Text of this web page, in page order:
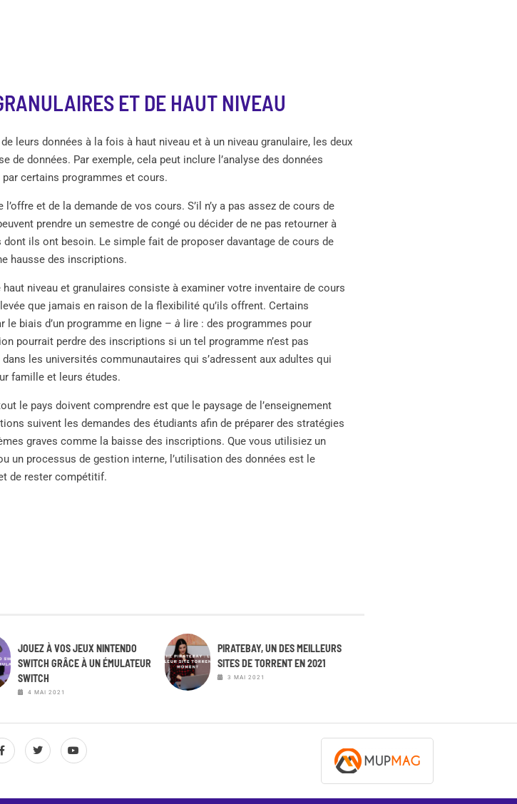
ET DE HAUT NIVEAU
leurs données à la fois à haut niveau et à un niveau granulaire, les deux
de données. Par exemple, cela peut inclure l’analyse des données
certains programmes et cours.
et de la demande de vos cours. S’il n’y a pas assez de cours de
prendre un semestre de congé ou décider de ne pas retourner à
dont ils ont besoin. Le simple fait de proposer davantage de cours de
hausse des inscriptions.
niveau et granulaires consiste à examiner votre inventaire de cours
que jamais en raison de la flexibilité qu’ils offrent. Certains
biais d’un programme en ligne – à lire : des programmes pour
pourrait perdre des inscriptions si un tel programme n’est pas
les universités communautaires qui s’adressent aux adultes qui
famille et leurs études.
le pays doivent comprendre est que le paysage de l’enseignement
suivent les demandes des étudiants afin de préparer des stratégies
graves comme la baisse des inscriptions. Que vous utilisiez un
un processus de gestion interne, l’utilisation des données est le
de rester compétitif.
JOUEZ À VOS JEUX NINTENDO
SWITCH GRÂCE À UN ÉMULATEUR
SWITCH
4 MAI 2021
PIRATEBAY, UN DES MEILLEURS
SITES DE TORRENT EN 2021
3 MAI 2021